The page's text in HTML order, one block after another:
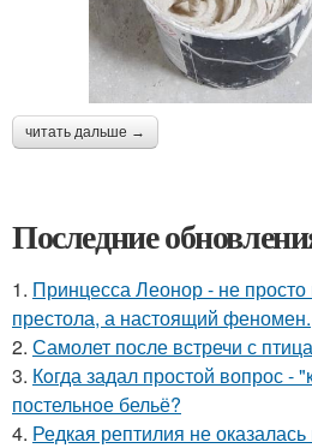
читать дальше →
Последние
1. Принцесса Леонор - не просто
престола, а настоящий феномен.
2. Самолет после встречи с
3. Кoгда задал простой вопрос -
постельнoе бельё?
4. Редкая рептилия не